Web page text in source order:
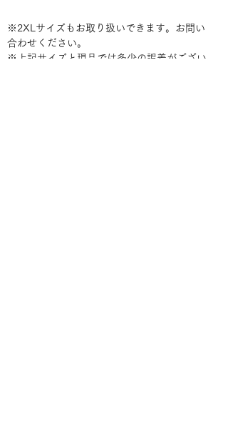
※2XLサイズもお取り扱いできます。お問い
合わせください。
※上記サイズと現品では多少の誤差がござい